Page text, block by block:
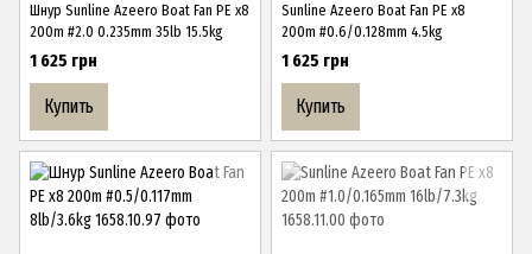
Шнур Sunline Azeero Boat Fan PE x8
200m #2.0 0.235mm 35lb 15.5kg
1 625 грн
Купить
Sunline Azeero Boat Fan PE x8
200m #0.6/0.128mm 4.5kg
1 625 грн
Купить